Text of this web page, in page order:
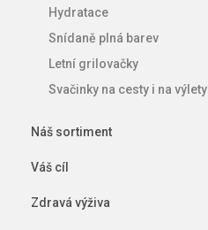
Hydratace
Snídaně plná barev
Letní grilovačky
Svačinky na cesty i na výlety
Náš sortiment
Váš cíl
Zdravá výživa